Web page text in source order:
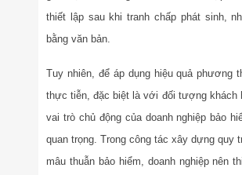
thiết lập sau khi tranh chấp phát sinh,
bằng văn bản.
Tuy nhiên, để áp dụng hiệu quả phương
thực tiễn, đặc biệt là với đối tượng khách
vai trò chủ động của doanh nghiệp bảo
quan trọng. Trong công tác xây dựng quy
mâu thuẫn bảo hiểm, doanh nghiệp nên